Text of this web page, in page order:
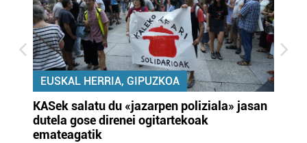
EUSKAL HERRIA, GIPUZKOA
KASek salatu du «jazarpen poliziala» jasan
dutela gose direnei ogitartekoak
emateagatik